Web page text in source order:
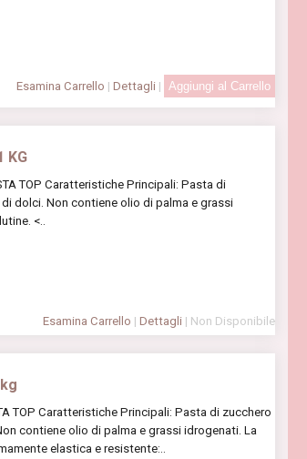
Esamina Carrello | Dettagli |
KG
TOP Caratteristiche Principali: Pasta di
dolci. Non contiene olio di palma e grassi
<..
Esamina Carrello | Dettagli | Non Disponibile
TOP Caratteristiche Principali: Pasta di zucchero
contiene olio di palma e grassi idrogenati. La
elastica e resistente:..